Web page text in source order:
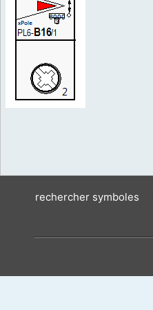
rechercher symboles